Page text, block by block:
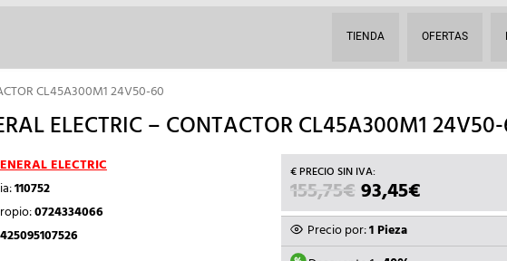
TIENDA OFERTAS
CL45A300M1 24V50-60
ELECTRIC – CONTACTOR CL45A300M1
ELECTRIC
110752
0724334066
155,75€ EL
PRECIO
ORIGINAL
ERA:
93,45€EL
PRECIO
ES:
Precio por:1 Pieza